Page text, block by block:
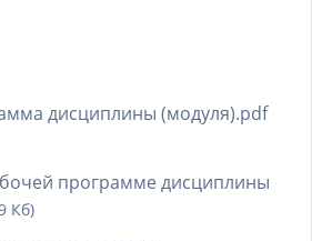
дисциплины (модуля).pdf
программе дисциплины
Кб)